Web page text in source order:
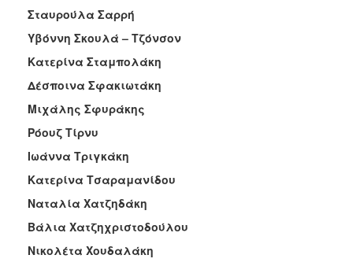
Σταυρούλα Σαρρή
Υβόννη Σκουλά – Τζόνσον
Κατερίνα Σταμπολάκη
Δέσποινα Σφακιωτάκη
Μιχάλης Σφυράκης
Ρόουζ Τίρνυ
Ιωάννα Τριγκάκη
Κατερίνα Τσαραμανίδου
Ναταλία Χατζηδάκη
Βάλια Χατζηχριστοδούλου
Νικολέτα Χουδαλάκη